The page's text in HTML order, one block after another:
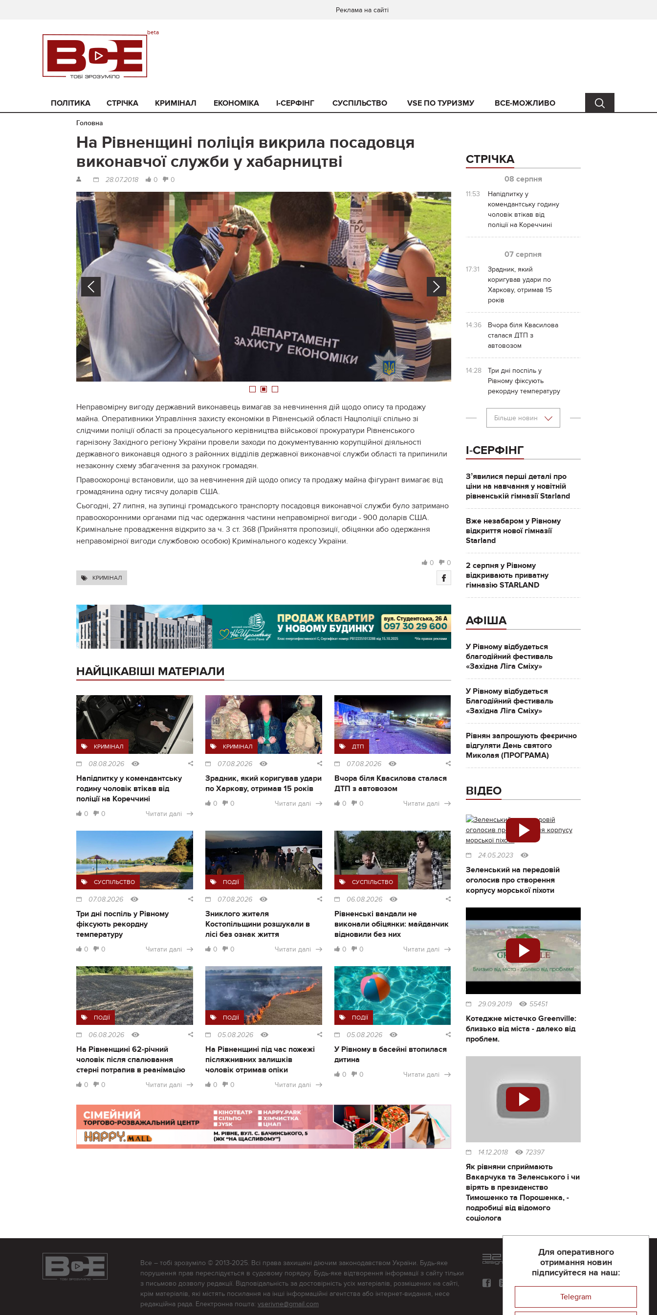
Реклама на сайті
ПОЛІТИКА СТРІЧКА КРИМІНАЛ ЕКОНОМІКА I-СЕРФІНГ СУСПІЛЬСТВО VSE ПО ТУРИЗМУ ВСЕ-МОЖЛИВО
Головна
На Рівненщині поліція викрила посадовця
виконавчої служби у хабарництві
28.07.2018 0 0
Prev Next
1 2 3
Неправомірну вигоду державний виконавець вимагав за невчинення дій щодо опису та продажу
майна. Оперативники Управління захисту економіки в Рівненській області Нацполіції спільно зі
слідчими поліції області за процесуального керівництва військової прокуратури Рівненського
гарнізону Західного регіону України провели заходи по документуванню корупційної діяльності
державного виконавця одного з районних відділів державної виконавчої служби області та припинили
незаконну схему збагачення за рахунок громадян.
Правоохоронці встановили, що за невчинення дій щодо опису та продажу майна фігурант вимагає від
громадянина одну тисячу доларів США.
Сьогодні, 27 липня, на зупинці громадського транспорту посадовця виконавчої служби було затримано
правоохоронними органами під час одержання частини неправомірної вигоди - 900 доларів США.
Кримінальне провадження відкрито за ч. 3 ст. 368 (Прийняття пропозиції, обіцянки або одержання
неправомірної вигоди службовою особою) Кримінального кодексу України.
0 0
КРИМІНАЛ
НАЙЦІКАВІШІ МАТЕРІАЛИ
КРИМІНАЛ
08.08.2026
Напідпитку у комендантську
годину чоловік втікав від
поліції на Кореччині
0 0 Читати далі
КРИМІНАЛ
07.08.2026
Зрадник, який коригував удари
по Харкову, отримав 15 років
0 0 Читати далі
ДТП
07.08.2026
Вчора біля Квасилова сталася
ДТП з автовозом
0 0 Читати далі
СУСПІЛЬСТВО
07.08.2026
Три дні поспіль у Рівному
фіксують рекордну
температуру
0 0 Читати далі
ПОДІЇ
07.08.2026
Зниклого жителя
Костопільщини розшукали в
лісі без ознак життя
0 0 Читати далі
СУСПІЛЬСТВО
06.08.2026
Рівненські вандали не
виконали обіцянки: майданчик
відновили без них
0 0 Читати далі
ПОДІЇ
06.08.2026
На Рівненщині 62-річний
чоловік після спалювання
стерні потрапив в реанімацію
0 0 Читати далі
ПОДІЇ
05.08.2026
На Рівненщині під час пожежі
післяжнивних залишків
чоловік отримав опіки
0 0 Читати далі
ПОДІЇ
05.08.2026
У Рівному в басейні втопилася
дитина
0 0 Читати далі
СТРІЧКА
08 серпня
11:53
Напідпитку у
комендантську годину
чоловік втікав від
поліції на Кореччині
07 серпня
17:31
Зрадник, який
коригував удари по
Харкову, отримав 15
років
14:36
Вчора біля Квасилова
сталася ДТП з
автовозом
14:28
Три дні поспіль у
Рівному фіксують
рекордну температуру
Більше новин
І-СЕРФІНГ
Зʼявилися перші деталі про
ціни на навчання у новітній
рівненській гімназії Starland
Вже незабаром у Рівному
відкриття нової гімназії
Starland
2 серпня у Рівному
відкривають приватну
гімназію STARLAND
АФІША
У Рівному відбудеться
благодійний фестиваль
«Західна Ліга Сміху»
У Рівному відбудеться
Благодійний фестиваль
«Західна Ліга Сміху»
Рівнян запрошують феєрично
відгуляти День святого
Миколая (ПРОГРАМА)
ВІДЕО
24.05.2023
Зеленський на передовій
оголосив про створення
корпусу морської піхоти
29.09.2019 55451
Котеджне містечко Greenville:
близько від міста - далеко від
проблем.
14.12.2018 72397
Як рівняни сприймають
Вакарчука та Зеленського і чи
вірять в президенство
Тимошенко та Порошенка, -
подробиці від відомого
соціолога
Для оперативного
отримання новин
підписуйтеся на наш:
Telegram
Все – тобі зрозуміло © 2013-2025. Всі права захищені діючим законодавством України. Будь-яке
порушення прав переслідується в судовому порядку. Будь-яке відтворення інформації з сайту тільки
з письмово дозволу редакції. Відповідальність за достовірність усіх матеріалів, розміщених на сайті,
крім матеріалів, які містять посилання на інші інформаційні агентства або інтернет-видання, несе
редакційна рада. Електронна пошта: vserivne@gmail.com
Розроблений та підтримується
компанії 32х32